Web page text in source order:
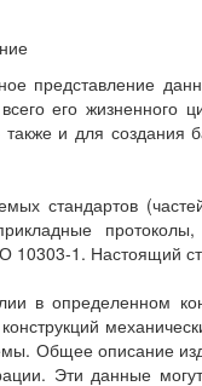
представление
его жизненного
и для создания
стандартов
1. Настоящий
в определенном
Общее описание
Эти данные